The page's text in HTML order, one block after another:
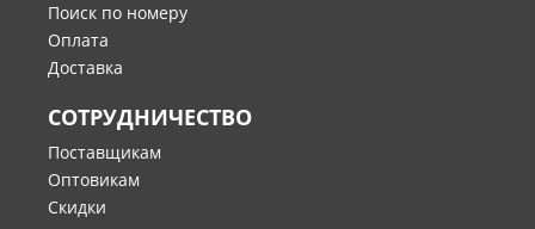
Поиск по номеру
Оплата
Доставка
СОТРУДНИЧЕСТВО
Поставщикам
Оптовикам
Скидки